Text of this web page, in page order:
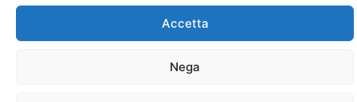
Accetta
Nega